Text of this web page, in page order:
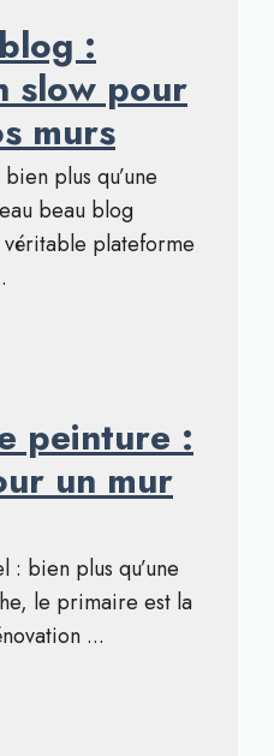
:
slow pour
murs
plus qu’une
beau blog
véritable plateforme
peinture :
un mur
: bien plus qu’une
le primaire est la
...